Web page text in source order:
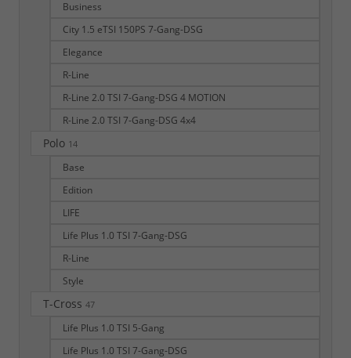
Business
City 1.5 eTSI 150PS 7-Gang-DSG
Elegance
R-Line
R-Line 2.0 TSI 7-Gang-DSG 4 MOTION
R-Line 2.0 TSI 7-Gang-DSG 4x4
Polo 14
Base
Edition
LIFE
Life Plus 1.0 TSI 7-Gang-DSG
R-Line
Style
T-Cross 47
Life Plus 1.0 TSI 5-Gang
Life Plus 1.0 TSI 7-Gang-DSG